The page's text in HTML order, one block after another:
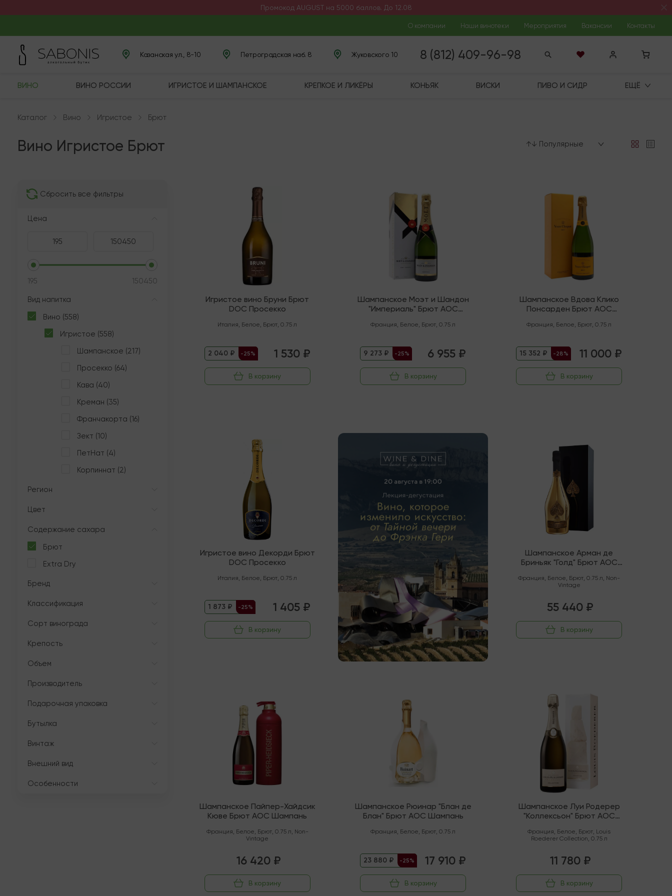
Промокод AUGUST на 5000 баллов. До 12.08
О компании Наши винотеки Мероприятия Вакансии Контакты
Казанская ул., 8-10 Петроградская наб. 8 Жуковского 10 8 (812) 409-96-98
ВИНО ВИНО РОССИИ ИГРИСТОЕ И ШАМПАНСКОЕ КРЕПКОЕ И ЛИКЁРЫ КОНЬЯК ВИСКИ ПИВО И СИДР ЕЩЁ
Каталог Вино Игристое Брют
Вино Игристое Брют ↑↓ Популярные
Сбросить все фильтры
Цена
195 150450
Вид напитка
Вино (558)
Игристое (558)
Шампанское (217)
Просекко (64)
Кава (40)
Креман (35)
Франчакорта (16)
Зект (10)
ПетНат (4)
Корпиннат (2)
Регион
Цвет
Содержание сахара
Брют
Extra Dry
Бренд
Классификация
Сорт винограда
Крепость
Объем
Производитель
Подарочная упаковка
Бутылка
Винтаж
Внешний вид
Особенности
Игристое вино Бруни Брют
DOC Просекко
Италия, Белое, Брют, 0.75 л
2 040 ₽ -25% 1 530 ₽
В корзину
Шампанское Моэт и Шандон
"Империаль" Брют AOC
Франция, Белое, Брют,0.75 л
9 273 ₽ -25% 6 955 ₽
В корзину
Шампанское Вдова Клико
Понсарден Брют AOC
Франция, Белое, Брют,0.75 л
15 352 ₽ -28% 11 000 ₽
В корзину
Игристое вино Декорди Брют
DOC Просекко
Италия, Белое, Брют, 0.75 л
1 873 ₽ -25% 1 405 ₽
В корзину
Шампанское Арман де
Бриньяк "Голд" Брют AOC
Франция, Белое, Брют,0.75 л, Non-
Vintage
55 440 ₽
В корзину
Шампанское Пайпер-Хайдсик
Кюве Брют АОС Шампань
Франция, Белое, Брют, 0.75 л, Non-
Vintage
16 420 ₽
В корзину
Шампанское Рюинар "Блан де
Блан" Брют AOC Шампань
Франция, Белое, Брют,0.75 л
23 880 ₽ -25% 17 910 ₽
В корзину
Шампанское Луи Родерер
"Коллексьон" Брют AOC
Франция, Белое, Брют, Louis
Roederer Collection, 0.75 л
11 780 ₽
В корзину